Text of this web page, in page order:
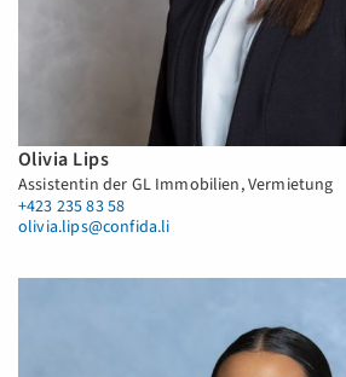
Olivia Lips
Assistentin der GL Immobilien, Vermietung
+423 235 83 58
olivia.lips@confida.li